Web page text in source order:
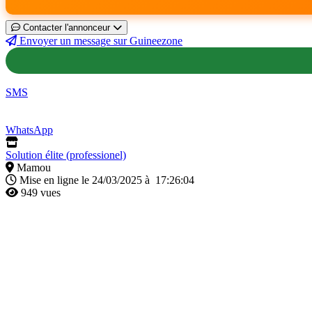
Contacter l'annonceur
Envoyer un message sur Guineezone
SMS
WhatsApp
Solution élite (professionel)
Mamou
Mise en ligne le 24/03/2025 à 17:26:04
949 vues